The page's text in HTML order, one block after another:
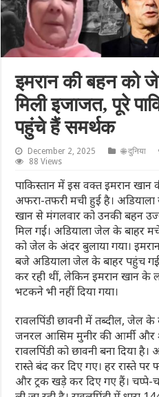
इमरान की बहन को
मिली इजाजत, पूरे
पहुंचे हैं समर्थक
December 2, 2025 🌐 दुनिया
88 Views
पाकिस्तान में इस वक्त इमरान
अफरा-तफरी मची हुई है। अडियाला
खान से मंगलवार को उनकी बहन
मिल गई। अडियाला जेल के बाहर
को जेल के अंदर बुलाया गया।
बजे अडियाला जेल के बाहर पहुंच
कर रही थीं, लेकिन इमरान खान के
भटकने भी नहीं दिया गया।
रावलपिंडी छावनी में तब्दील, जेल
जनरल आसिम मुनीर की आर्मी और
रावलपिंडी को छावनी बना दिया
रास्ते बंद कर दिए गए। हर रास्ते
और ट्रक खड़े कर दिए गए हैं। चप्पे-